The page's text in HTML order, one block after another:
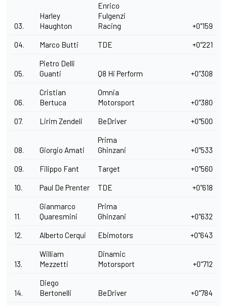
03.
Harley
Haughton
Enrico
Fulgenzi
Racing
+0"159
04. Marco Butti TDE +0"221
05.
Pietro Delli
Guanti
Q8 Hi Perform +0"308
06.
Cristian
Bertuca
Omnia
Motorsport
+0"380
07. Lirim Zendeli BeDriver +0"500
08. Giorgio Amati
Prima
Ghinzani
+0"533
09. Filippo Fant Target +0"560
10. Paul De Prenter TDE +0"618
11.
Gianmarco
Quaresmini
Prima
Ghinzani
+0"632
12. Alberto Cerqui Ebimotors +0"643
13.
William
Mezzetti
Dinamic
Motorsport
+0"712
14.
Diego
Bertonelli
BeDriver +0"784